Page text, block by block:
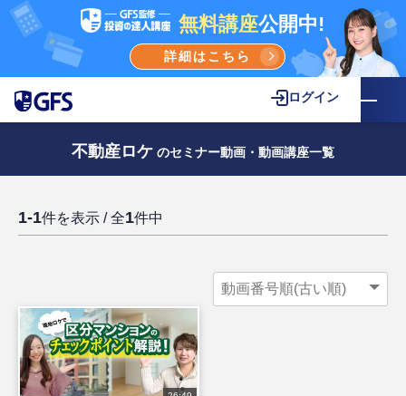
無料講座公開中!
詳細はこちら
ログイン
不動産ロケ のセミナー動画・動画講座一覧
1-1件を表示 / 全1件中